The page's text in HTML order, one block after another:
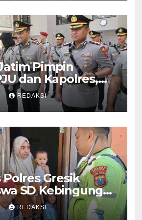
Pimpin
dan Kapolres,
dan
Presisi
REDAKSI
Gresik
SD Kebingungan
Sekolah,
Diantar ke Rumah
REDAKSI